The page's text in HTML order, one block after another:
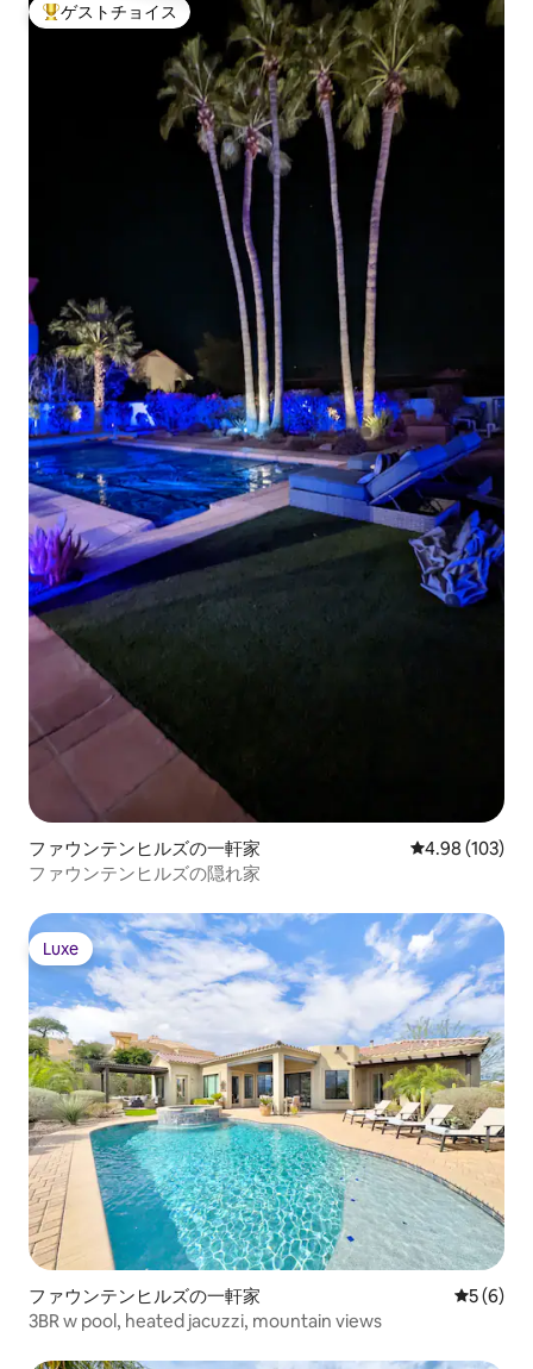
大好評のゲストチョイスです。
ゲストチョイス
ファウンテンヒルズの一軒家 レビュー103
4.98 (103)
ファウンテンヒルズの隠れ家
Luxe
Luxe
ファウンテンヒルズの一軒家 レビュー
5 (6)
3BR w pool, heated jacuzzi, mountain views